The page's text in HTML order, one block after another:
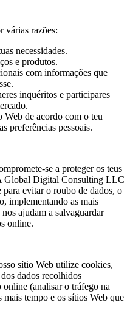
várias razões:
necessidades.
e produtos.
com informações que
inquéritos e participares
Web de acordo com o teu
preferências pessoais.
se a proteger os teus
Global Digital Consulting LLC
para evitar o roubo de dados, o
implementando as mais
ajudam a salvaguardar
online.
sítio Web utilize cookies,
dados recolhidos
(analisar o tráfego na
mais tempo e os sítios Web que